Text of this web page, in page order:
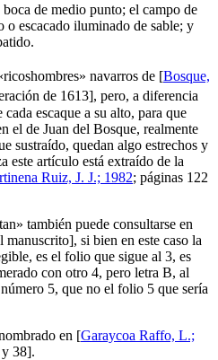
de medio punto; el campo de
o escacado iluminado de sable; y
ricoshombres» navarros de [Bosque,
de 1613], pero, a diferencia
escaque a su alto, para que
el de Juan del Bosque, realmente
sustraído, quedan algo estrechos y
este artículo está extraído de la
Ruiz, J. J.; 1982; páginas 122
» también puede consultarse en
manuscrito], si bien en este caso la
es el folio que sigue al 3, es
con otro 4, pero letra B, al
5, que no el folio 5 que sería
en [Garaycoa Raffo, L.;
38].